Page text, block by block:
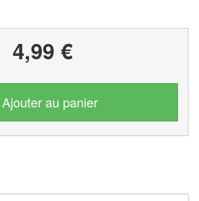
4,99 €
Ajouter au panier